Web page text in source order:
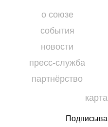
о союзе
события
новости
пресс-служба
партнёрство